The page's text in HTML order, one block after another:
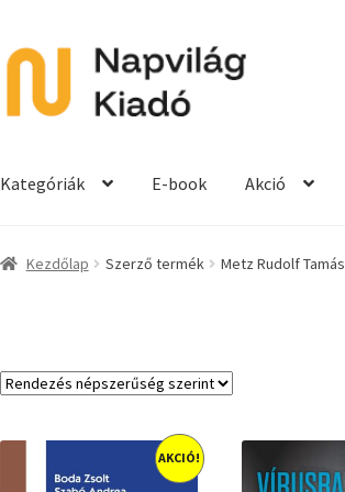
Ugrás
navigációhoz
Kilépés
tartalomba
Kategóriák E-book Akció
Kezdőlap Szerző termék Metz Rudolf Tamás
AKCIÓ!